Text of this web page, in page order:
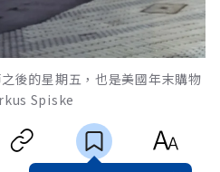
後的星期五，也是美國年末購物
Spiske